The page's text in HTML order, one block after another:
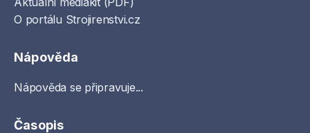
O portálu Strojirenstvi.cz
Nápověda
Nápověda se připravuje...
Časopis